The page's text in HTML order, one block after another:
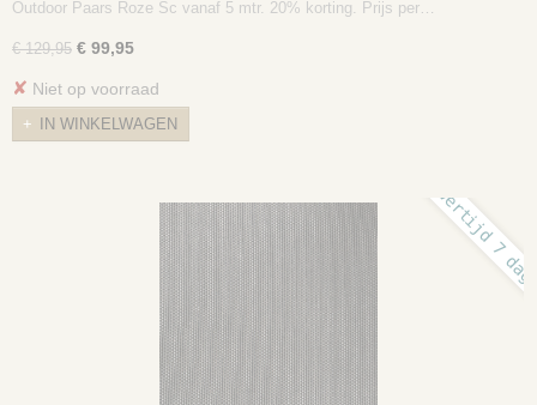
Outdoor Paars Roze Sc vanaf 5 mtr. 20% korting. Prijs per…
€ 129,95 € 99,95
✘ Niet op voorraad
IN WINKELWAGEN
levertijd 7